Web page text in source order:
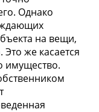
Однако
на вещи,
же касается
имущество.